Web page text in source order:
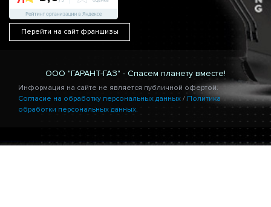
Перейти на сайт франшизы
ООО "ГАРАНТ-ГАЗ" - Спасем планету вместе!
Информация на сайте не является публичной офертой.
Согласие на обработку персональных данных / Политика
обработки персональных данных.